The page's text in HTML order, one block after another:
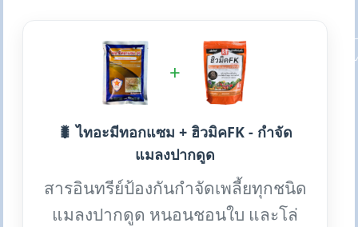
+
🐛 ไทอะมีทอกแซม + ฮิวมิคFK - กำจัด
แมลงปากดูด
สารอินทรีย์ป้องกันกำจัดเพลี้ยทุกชนิด
แมลงปากดูด หนอนชอนใบ และโล่